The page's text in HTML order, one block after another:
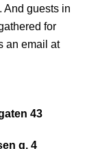
And guests in
for
an email at
43
g. 4